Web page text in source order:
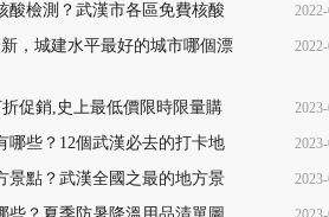
酸檢測？武漢市各區免費核酸
間(部分24小時檢測)
，城建水平最好的城市哪個漂
促銷,史上最低價限時限量購
購!
哪些？12個武漢必去的打卡地
景點？武漢全國之最的地方景